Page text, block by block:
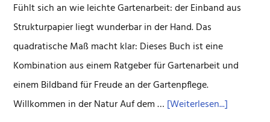
Fühlt sich an wie leichte Gartenarbeit: der Einband aus
Strukturpapier liegt wunderbar in der Hand. Das
quadratische Maß macht klar: Dieses Buch ist eine
Kombination aus einem Ratgeber für Gartenarbeit und
einem Bildband für Freude an der Gartenpflege.
Willkommen in der Natur Auf dem … [Weiterlesen...]